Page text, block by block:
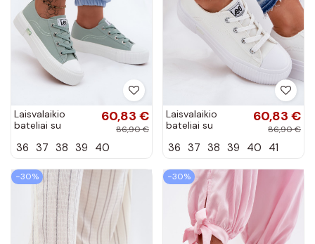
Laisvalaikio
bateliai su
ISLA C INOMEN
50261002.98K
mėtinės spalvos
60,83 €
86,90 €
36 37 38 39 40
Laisvalaikio
bateliai su
spalvos
60,83 €
86,90 €
36 37 38 39 40 41
−30% −30%